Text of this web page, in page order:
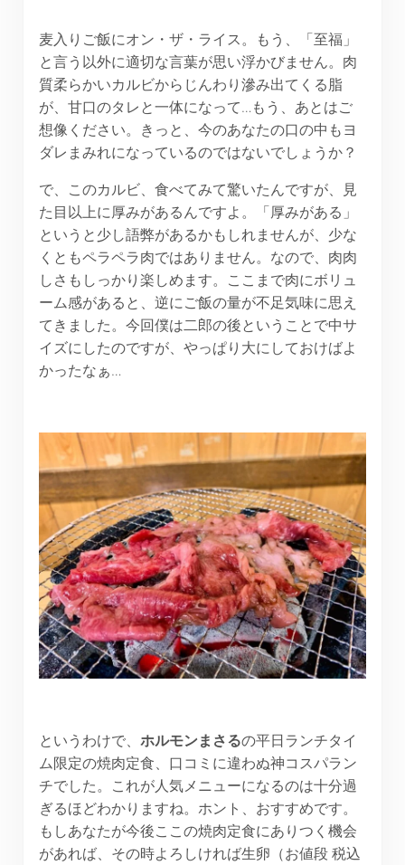
麦入りご飯にオン・ザ・ライス。もう、「至福」
と言う以外に適切な言葉が思い浮かびません。肉
質柔らかいカルビからじんわり滲み出てくる脂
が、甘口のタレと一体になって…もう、あとはご
想像ください。きっと、今のあなたの口の中もヨ
ダレまみれになっているのではないでしょうか？
で、このカルビ、食べてみて驚いたんですが、見
た目以上に厚みがあるんですよ。「厚みがある」
というと少し語弊があるかもしれませんが、少な
くともペラペラ肉ではありません。なので、肉肉
しさもしっかり楽しめます。ここまで肉にボリュ
ーム感があると、逆にご飯の量が不足気味に思え
てきました。今回僕は二郎の後ということで中サ
イズにしたのですが、やっぱり大にしておけばよ
かったなぁ…
というわけで、 ホルモンまさるの平日ランチタイ
ム限定の焼肉定食、口コミに違わぬ神コスパラン
チでした。これが人気メニューになるのは十分過
ぎるほどわかりますね。ホント、おすすめです。
もしあなたが今後ここの焼肉定食にありつく機会
があれば、その時よろしければ生卵（お値段 税込